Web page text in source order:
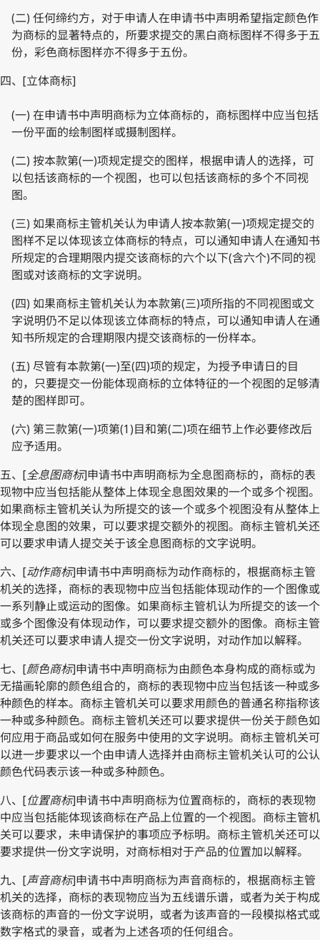
(二) 任何缔约方，对于申请人在申请书中声明希望指定颜色作
为商标的显著特点的，所要求提交的黑白商标图样不得多于五
份，彩色商标图样亦不得多于五份。
四、[立体商标]
(一) 在申请书中声明商标为立体商标的，商标图样中应当包括
一份平面的绘制图样或摄制图样。
(二) 按本款第(一)项规定提交的图样，根据申请人的选择，可
以包括该商标的一个视图，也可以包括该商标的多个不同视
图。
(三) 如果商标主管机关认为申请人按本款第(一)项规定提交的
图样不足以体现该立体商标的特点，可以通知申请人在通知书
所规定的合理期限内提交该商标的六个以下(含六个)不同的视
图或对该商标的文字说明。
(四) 如果商标主管机关认为本款第(三)项所指的不同视图或文
字说明仍不足以体现该立体商标的特点，可以通知申请人在通
知书所规定的合理期限内提交该商标的一份样本。
(五) 尽管有本款第(一)至(四)项的规定，为授予申请日的目
的，只要提交一份能体现商标的立体特征的一个视图的足够清
楚的图样即可。
(六) 第三款第(一)项第(1)目和第(二)项在细节上作必要修改后
应予适用。
五、[全息图商标]申请书中声明商标为全息图商标的，商标的表
现物中应当包括能从整体上体现全息图效果的一个或多个视图。
如果商标主管机关认为所提交的该一个或多个视图没有从整体上
体现全息图的效果，可以要求提交额外的视图。商标主管机关还
可以要求申请人提交关于该全息图商标的文字说明。
六、[动作商标]申请书中声明商标为动作商标的，根据商标主管
机关的选择，商标的表现物中应当包括能体现动作的一个图像或
一系列静止或运动的图像。如果商标主管机认为所提交的该一个
或多个图像没有体现动作，可以要求提交额外的图像。商标主管
机关还可以要求申请人提交一份文字说明，对动作加以解释。
七、[颜色商标]申请书中声明商标为由颜色本身构成的商标或为
无描画轮廓的颜色组合的，商标的表现物中应当包括该一种或多
种颜色的样本。商标主管机关可以要求用颜色的普通名称指称该
一种或多种颜色。商标主管机关还可以要求提供一份关于颜色如
何应用于商品或如何在服务中使用的文字说明。商标主管机关可
以进一步要求以一个由申请人选择并由商标主管机关认可的公认
颜色代码表示该一种或多种颜色。
八、[位置商标]申请书中声明商标为位置商标的，商标的表现物
中应当包括能体现该商标在产品上位置的一个视图。商标主管机
关可以要求，未申请保护的事项应予标明。商标主管机关还可以
要求提供一份文字说明，对商标相对于产品的位置加以解释。
九、[声音商标]申请书中声明商标为声音商标的，根据商标主管
机关的选择，商标的表现物应当为五线谱乐谱，或者为关于构成
该商标的声音的一份文字说明，或者为该声音的一段模拟格式或
数字格式的录音，或者为上述各项的任何组合。